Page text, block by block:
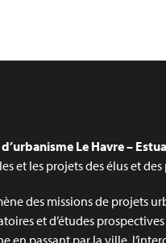
d’urbanisme Le Havre –
et les projets des élus et
des missions de projets
et d’études
en passant par la ville,